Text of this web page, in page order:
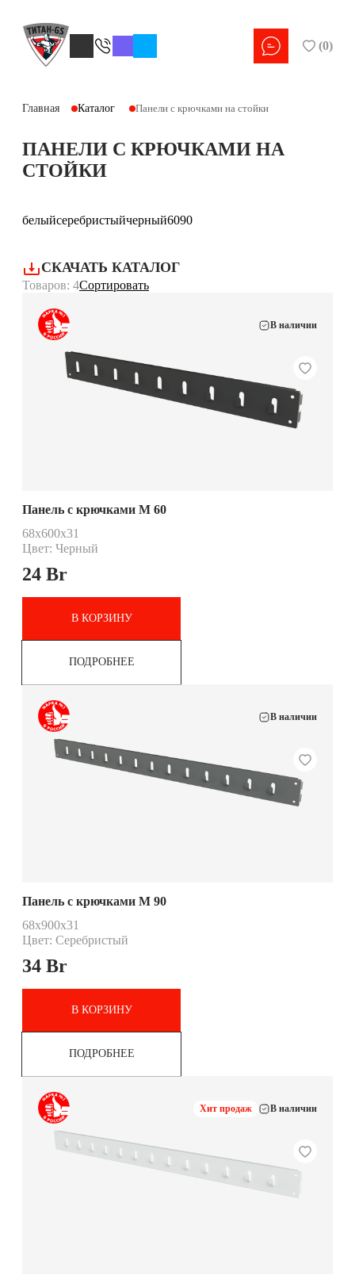
(0)
Главная Каталог Панели с крючками на стойки
ПАНЕЛИ С КРЮЧКАМИ НА
СТОЙКИ
белыйсеребристыйчерный6090
Товаров: 4Сортировать
СКАЧАТЬ КАТАЛОГ
В наличии
Панель с крючками М 60
68х600х31
Цвет: Черный
24 Br
В КОРЗИНУ
ПОДРОБНЕЕ
В наличии
Панель с крючками М 90
68х900х31
Цвет: Серебристый
34 Br
В КОРЗИНУ
ПОДРОБНЕЕ
Хит продаж В наличии